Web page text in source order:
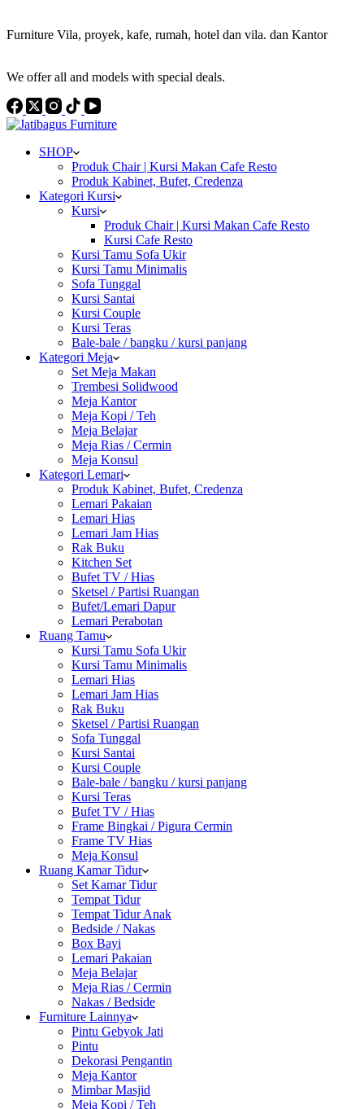
Furniture Vila, proyek, kafe, rumah, hotel dan vila. dan Kantor
We offer all and models with special deals.
SHOP
Produk Chair | Kursi Makan Cafe Resto
Produk Kabinet, Bufet, Credenza
Kategori Kursi
Kursi
Produk Chair | Kursi Makan Cafe Resto
Kursi Cafe Resto
Kursi Tamu Sofa Ukir
Kursi Tamu Minimalis
Sofa Tunggal
Kursi Santai
Kursi Couple
Kursi Teras
Bale-bale / bangku / kursi panjang
Kategori Meja
Set Meja Makan
Trembesi Solidwood
Meja Kantor
Meja Kopi / Teh
Meja Belajar
Meja Rias / Cermin
Meja Konsul
Kategori Lemari
Produk Kabinet, Bufet, Credenza
Lemari Pakaian
Lemari Hias
Lemari Jam Hias
Rak Buku
Kitchen Set
Bufet TV / Hias
Sketsel / Partisi Ruangan
Bufet/Lemari Dapur
Lemari Perabotan
Ruang Tamu
Kursi Tamu Sofa Ukir
Kursi Tamu Minimalis
Lemari Hias
Lemari Jam Hias
Rak Buku
Sketsel / Partisi Ruangan
Sofa Tunggal
Kursi Santai
Kursi Couple
Bale-bale / bangku / kursi panjang
Kursi Teras
Bufet TV / Hias
Frame Bingkai / Pigura Cermin
Frame TV Hias
Meja Konsul
Ruang Kamar Tidur
Set Kamar Tidur
Tempat Tidur
Tempat Tidur Anak
Bedside / Nakas
Box Bayi
Lemari Pakaian
Meja Belajar
Meja Rias / Cermin
Nakas / Bedside
Furniture Lainnya
Pintu Gebyok Jati
Pintu
Dekorasi Pengantin
Meja Kantor
Mimbar Masjid
Meja Kopi / Teh